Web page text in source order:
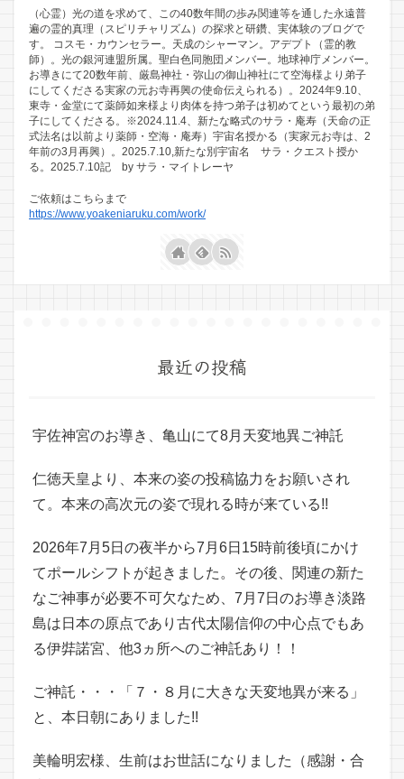
（心霊）光の道を求めて、この40数年間の歩み関連等を通した永遠普
遍の霊的真理（スピリチャリズム）の探求と研鑽、実体験のブログで
す。 コスモ・カウンセラー。天成のシャーマン。アデプト（霊的教
師）。光の銀河連盟所属。聖白色同胞団メンバー。地球神庁メンバー。
お導きにて20数年前、厳島神社・弥山の御山神社にて空海様より弟子
にしてくださる実家の元お寺再興の使命伝えられる）。2024年9.10、
東寺・金堂にて薬師如来様より肉体を持つ弟子は初めてという最初の弟
子にしてくださる。※2024.11.4、新たな略式のサラ・庵寿（天命の正
式法名は以前より薬師・空海・庵寿）宇宙名授かる（実家元お寺は、2
年前の3月再興）。2025.7.10,新たな別宇宙名 サラ・クエスト授か
る。2025.7.10記 by サラ・マイトレーヤ
ご依頼はこちらまで
https://www.yoakeniaruku.com/work/
最近の投稿
宇佐神宮のお導き、亀山にて8月天変地異ご神託
仁徳天皇より、本来の姿の投稿協力をお願いされ
て。本来の高次元の姿で現れる時が来ている!!
2026年7月5日の夜半から7月6日15時前後頃にかけ
てポールシフトが起きました。その後、関連の新た
なご神事が必要不可欠なため、7月7日のお導き淡路
島は日本の原点であり古代太陽信仰の中心点でもあ
る伊弉諾宮、他3ヵ所へのご神託あり！！
ご神託・・・「７・８月に大きな天変地異が来る」
と、本日朝にありました!!
美輪明宏様、生前はお世話になりました（感謝・合